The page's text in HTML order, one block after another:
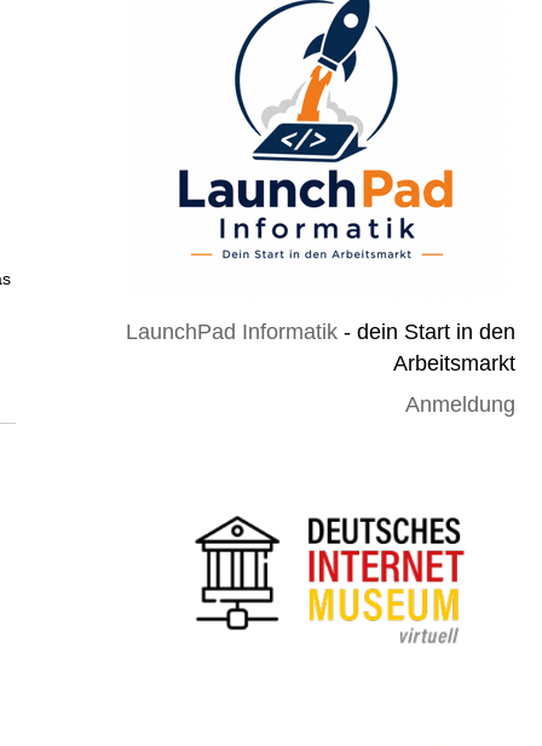
LaunchPad Informatik - dein Start in den
Arbeitsmarkt
Anmeldung